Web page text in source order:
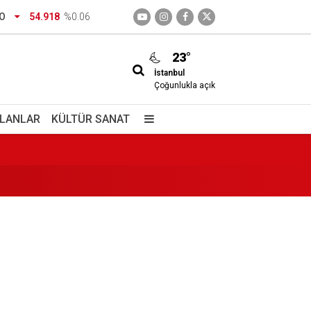
54.918 %0.06
23°
İstanbul
Çoğunlukla açık
KÜLTÜR SANAT